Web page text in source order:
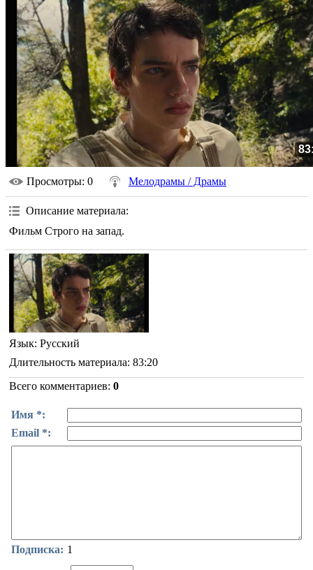
Просмотры: 0 Мелодрамы / Драмы
Описание материала:
Фильм Строго на запад.
Язык: Русский
Длительность материала: 83:20
Всего комментариев: 0
Имя *:
Email *:
Подписка: 1